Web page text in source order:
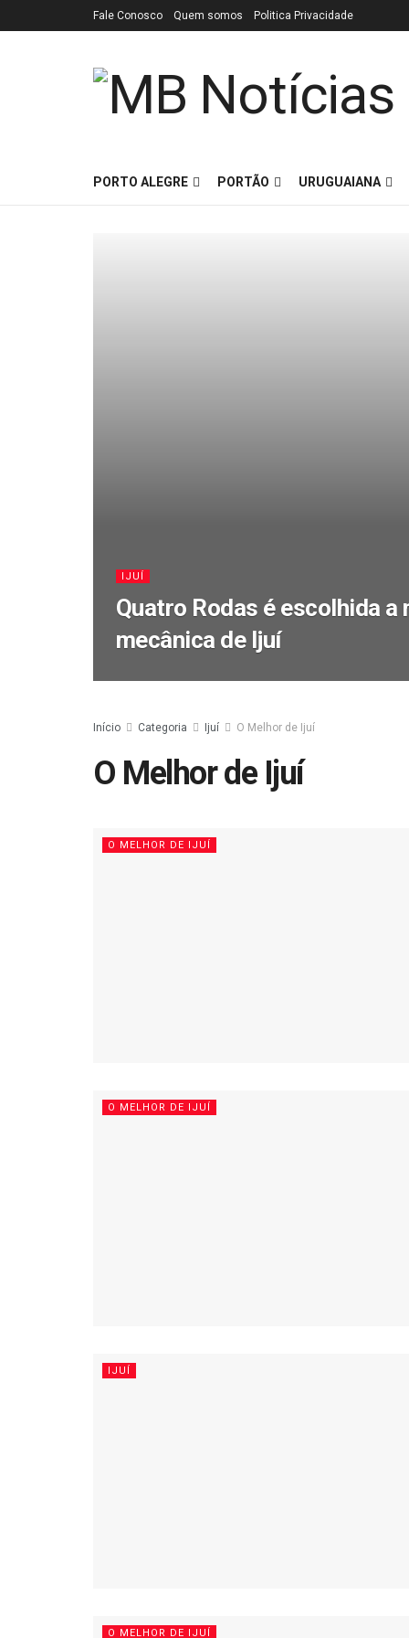
Fale Conosco Quem somos Politica Privacidade
PORTO ALEGRE PORTÃO URUGUAIANA
IJUÍ
Quatro Rodas é escolhida
mecânica de Ijuí
Início Categoria Ijuí O Melhor de Ijuí
O Melhor de Ijuí
O MELHOR DE IJUÍ
O MELHOR DE IJUÍ
IJUÍ
O MELHOR DE IJUÍ